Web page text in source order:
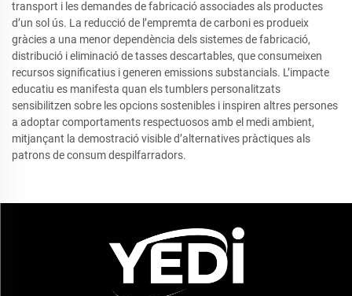
transport i les demandes de fabricació associades als productes
d’un sol ús. La reducció de l’empremta de carboni es produeix
gràcies a una menor dependència dels sistemes de fabricació,
distribució i eliminació de tasses descartables, que consumeixen
recursos significatius i generen emissions substancials. L’impacte
educatiu es manifesta quan els tumblers personalitzats
sensibilitzen sobre les opcions sostenibles i inspiren altres persones
a adoptar comportaments respectuosos amb el medi ambient,
mitjançant la demostració visible d’alternatives pràctiques als
patrons de consum despilfarradors.